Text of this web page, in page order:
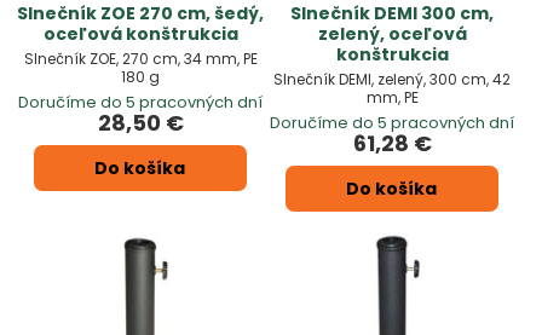
Slnečník ZOE 270 cm, šedý,
oceľová konštrukcia
Slnečník ZOE, 270 cm, 34 mm, PE
180 g
Doručíme do 5 pracovných dní
28,50 €
Do košíka
Slnečník DEMI 300 cm,
zelený, oceľová
konštrukcia
Slnečník DEMI, zelený, 300 cm, 42
mm, PE
Doručíme do 5 pracovných dní
61,28 €
Do košíka